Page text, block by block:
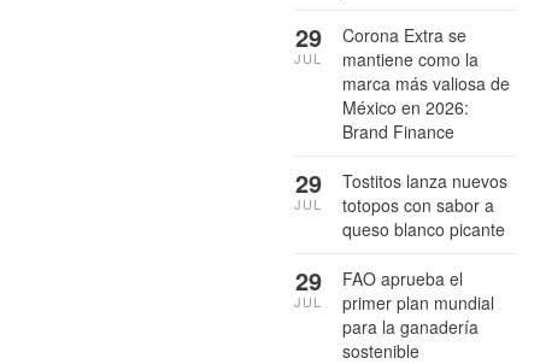
Corona Extra se
mantiene como la
marca más valiosa de
México en 2026:
Brand Finance
29
JUL
Tostitos lanza nuevos
totopos con sabor a
queso blanco picante
29
JUL
FAO aprueba el
primer plan mundial
para la ganadería
sostenible
29
JUL